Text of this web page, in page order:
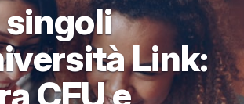
Link:
CFU e